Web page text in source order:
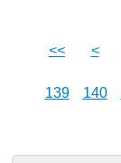
<< <
139 140